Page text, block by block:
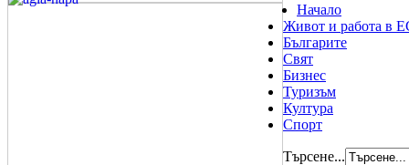
Начало
Живот и работа в
Българите
Свят
Бизнес
Туризъм
Култура
Спорт
Търсене...